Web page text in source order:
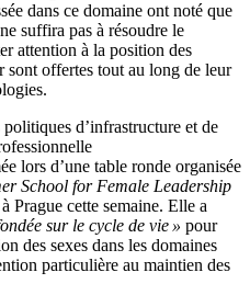
dans ce domaine ont noté que
suffira pas à résoudre le
attention à la position des
sont offertes tout au long de leur
d’infrastructure et de
lors d’une table ronde organisée
School for Female Leadership
Prague cette semaine. Elle a
sur le cycle de vie » pour
des sexes dans les domaines
particulière au maintien des